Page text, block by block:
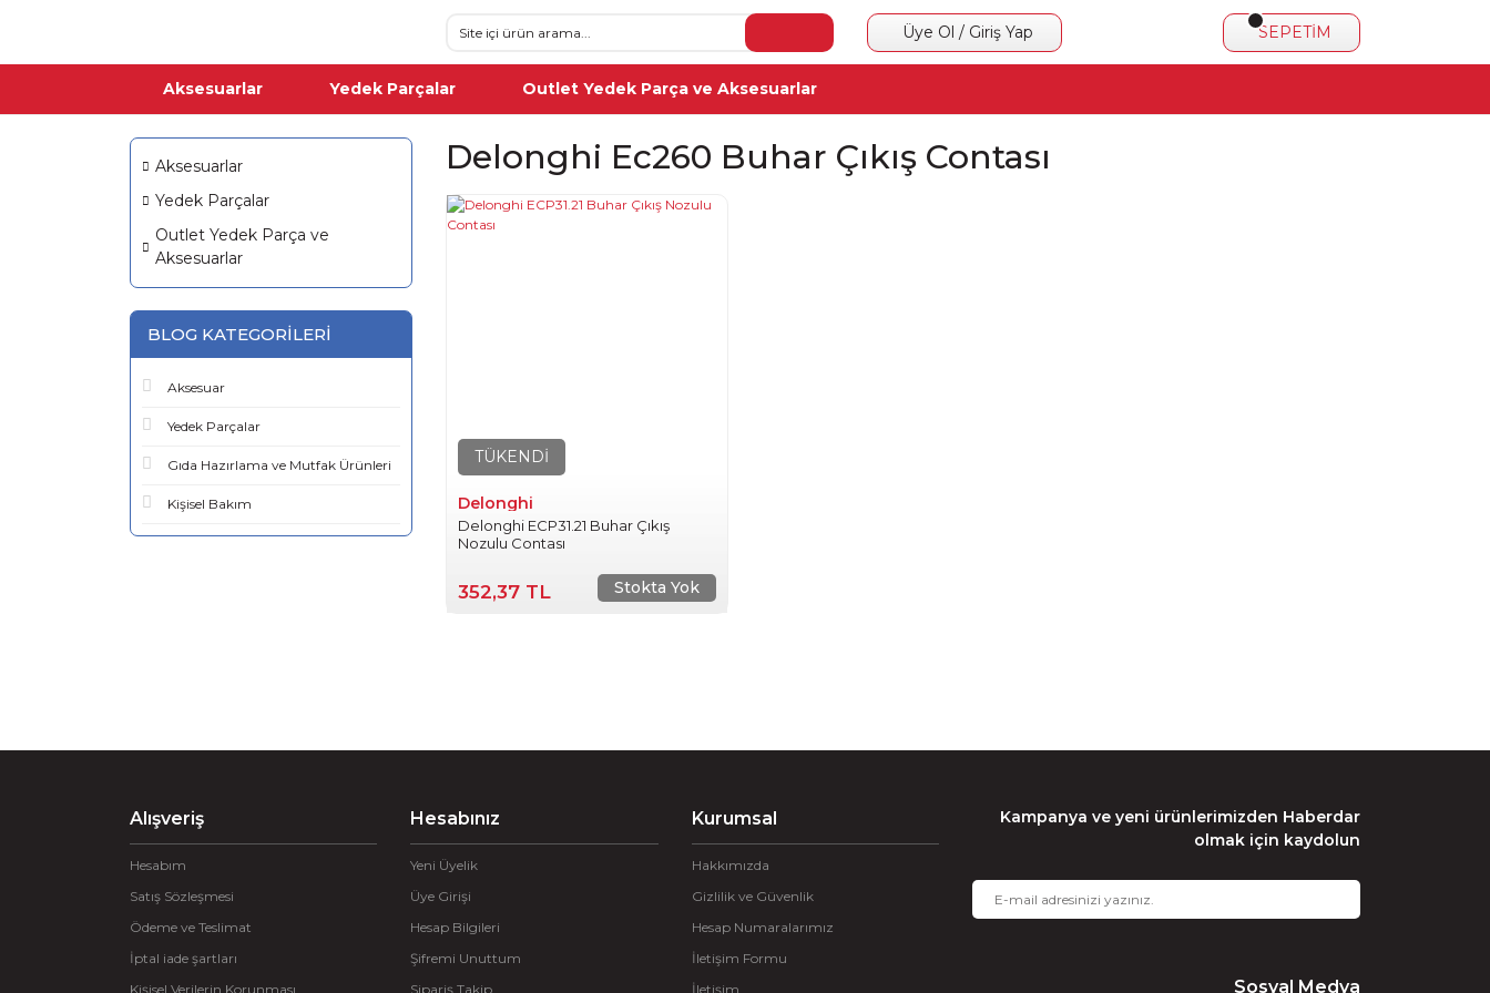
Üye Ol / Giriş Yap SEPETİM
Aksesuarlar Yedek Parçalar Outlet Yedek Parça ve Aksesuarlar
Aksesuarlar
Yedek Parçalar
Outlet Yedek Parça ve
Aksesuarlar
BLOG KATEGORILERI
Aksesuar
Yedek Parçalar
Gıda Hazırlama ve Mutfak Ürünleri
Kişisel Bakım
Delonghi Ec260 Buhar Çıkış Contası
TÜKENDİ
Delonghi
Delonghi ECP31.21 Buhar Çıkış
Nozulu Contası
352,37 TL Stokta Yok
Alışveriş
Hesabım
Satış Sözleşmesi
Ödeme ve Teslimat
İptal iade şartları
Kişisel Verilerin Korunması
Hesabınız
Yeni Üyelik
Üye Girişi
Hesap Bilgileri
Şifremi Unuttum
Sipariş Takip
Kurumsal
Hakkımızda
Gizlilik ve Güvenlik
Hesap Numaralarımız
İletişim Formu
İletişim
Kampanya ve yeni ürünlerimizden Haberdar
olmak için kaydolun
Sosyal Medya